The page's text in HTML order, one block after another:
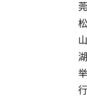
莞
松
山
湖
举
行